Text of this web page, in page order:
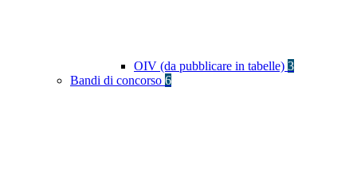
OIV (da pubblicare in tabelle) 3
Bandi di concorso 6